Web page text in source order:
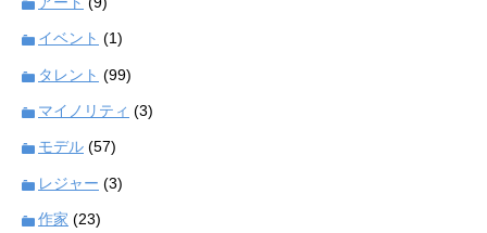
イベント (1)
タレント (99)
マイノリティ (3)
モデル (57)
レジャー (3)
作家 (23)